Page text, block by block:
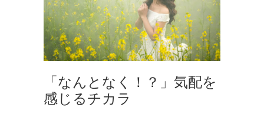
「なんとなく！？」気配を
感じるチカラ